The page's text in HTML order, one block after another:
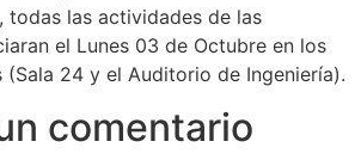
todas las actividades de las
el Lunes 03 de Octubre en los
(Sala 24 y el Auditorio de Ingeniería).
comentario